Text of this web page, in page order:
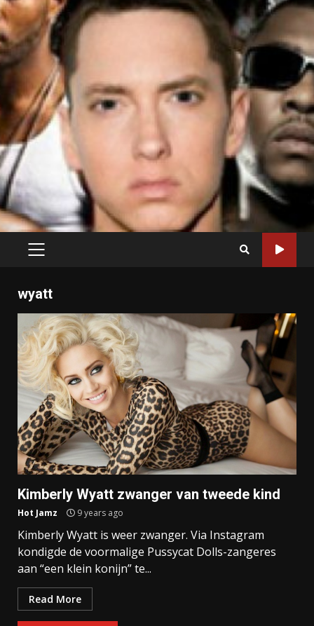
PRIMARY
wyatt
Kimberly Wyatt zwanger van tweede kind
Hot Jamz 9 years ago
Kimberly Wyatt is weer zwanger. Via Instagram
kondigde de voormalige Pussycat Dolls-zangeres
aan “een klein konijn” te...
Read More